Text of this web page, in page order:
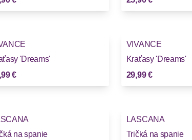
'Dreams'
€
VIVANCE
Kraťasy 'Dreams'
29,99 €
na spanie
LASCANA
Tričká na spanie